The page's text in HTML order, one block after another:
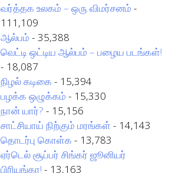
வர்த்தக உலகம் – ஒரு விமர்சனம் -
111,109
ஆல்பம் - 35,388
வெட்டி ஒட்டிய ஆல்பம் – பழைய படங்கள்!
- 18,087
நிழல் கடிகை - 15,394
பழக்க ஒழுக்கம் - 15,330
நான் யார்? - 15,156
சாட்சியாய் நிற்கும் மரங்கள் - 14,143
தொடர்பு கொள்க - 13,783
ஏர்டெல் சூப்பர் சிங்கர் ஜூனியர்
பிரியங்கா! - 13,163